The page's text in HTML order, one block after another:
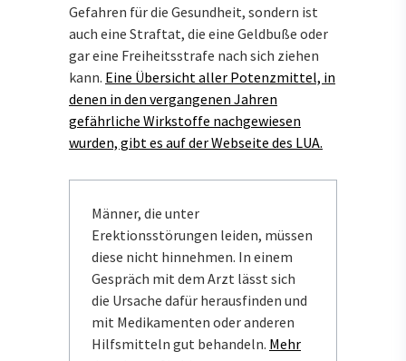
Gefahren für die Gesundheit, sondern ist
auch eine Straftat, die eine Geldbuße oder
gar eine Freiheitsstrafe nach sich ziehen
kann. Eine Übersicht aller Potenzmittel, in
denen in den vergangenen Jahren
gefährliche Wirkstoffe nachgewiesen
wurden, gibt es auf der Webseite des LUA.
Männer, die unter
Erektionsstörungen leiden, müssen
diese nicht hinnehmen. In einem
Gespräch mit dem Arzt lässt sich
die Ursache dafür herausfinden und
mit Medikamenten oder anderen
Hilfsmitteln gut behandeln. Mehr